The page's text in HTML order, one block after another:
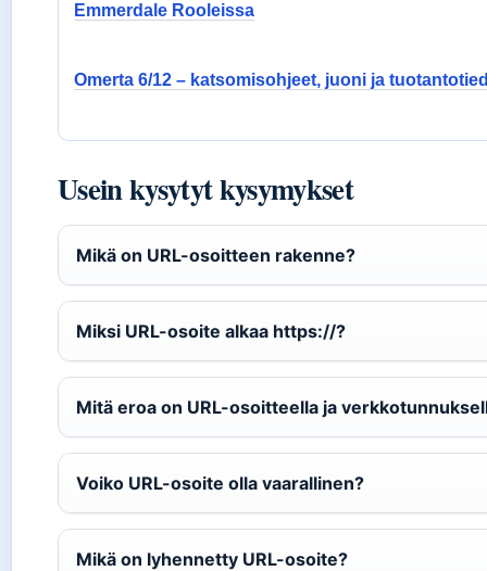
Emmerdale Rooleissa
Omerta 6/12 – katsomisohjeet, juoni ja
Usein kysytyt kysymykset
Mikä on URL-osoitteen rakenne?
Miksi URL-osoite alkaa https://?
Mitä eroa on URL-osoitteella ja
Voiko URL-osoite olla vaarallinen?
Mikä on lyhennetty URL-osoite?